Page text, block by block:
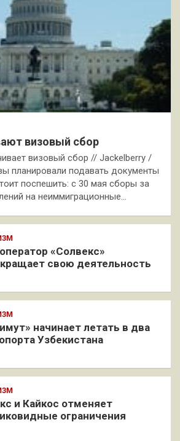
визовый сбор
визовый сбор // Jackelberry /
планировали подавать документы
поспешить: с 30 мая сборы за
на неиммиграционные…
«Солвекс»
свою деятельность
начинает летать в два
Узбекистана
и Кайкос отменяет
ограничения